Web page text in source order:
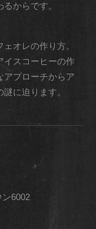
からです。
オレの作り方。
イスコーヒーの作
アプローチからア
に迫ります。
6002